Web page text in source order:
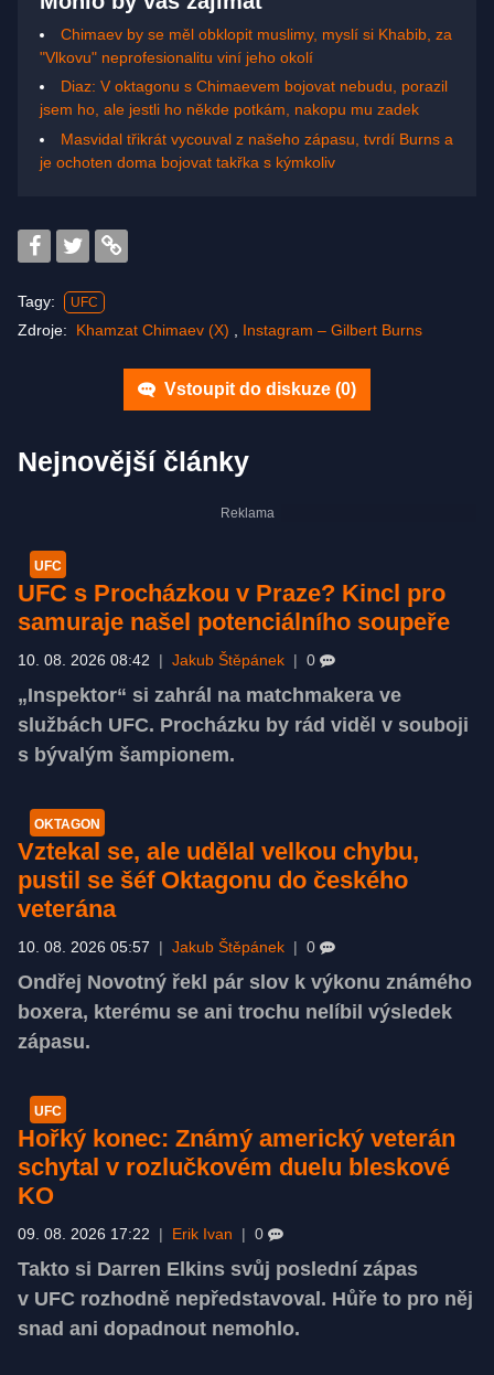
Chimaev by se měl obklopit muslimy, myslí si Khabib, za
"Vlkovu" neprofesionalitu viní jeho okolí
Diaz: V oktagonu s Chimaevem bojovat nebudu, porazil
jsem ho, ale jestli ho někde potkám, nakopu mu zadek
Masvidal třikrát vycouval z našeho zápasu, tvrdí Burns a
je ochoten doma bojovat takřka s kýmkoliv
Tagy: UFC
Zdroje: Khamzat Chimaev (X) Instagram – Gilbert Burns
Vstoupit do diskuze (0)
Nejnovější články
UFC
UFC s Procházkou v Praze? Kincl pro
samuraje našel potenciálního soupeře
10. 08. 2026 08:42 Jakub Štěpánek 0
„Inspektor“ si zahrál na matchmakera ve
službách UFC. Procházku by rád viděl v souboji
s bývalým šampionem.
OKTAGON
Vztekal se, ale udělal velkou chybu,
pustil se šéf Oktagonu do českého
veterána
10. 08. 2026 05:57 Jakub Štěpánek 0
Ondřej Novotný řekl pár slov k výkonu známého
boxera, kterému se ani trochu nelíbil výsledek
zápasu.
UFC
Hořký konec: Známý americký veterán
schytal v rozlučkovém duelu bleskové
KO
09. 08. 2026 17:22 Erik Ivan 0
Takto si Darren Elkins svůj poslední zápas
v UFC rozhodně nepředstavoval. Hůře to pro něj
snad ani dopadnout nemohlo.